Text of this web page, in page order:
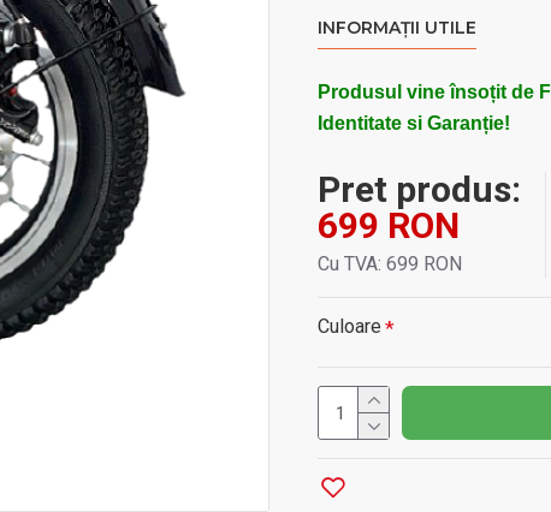
INFORMAȚII UTILE
Produsul vine însoțit de
Identitate si Garanție!
Pret produs:
699 RON
Cu TVA: 699 RON
Culoare